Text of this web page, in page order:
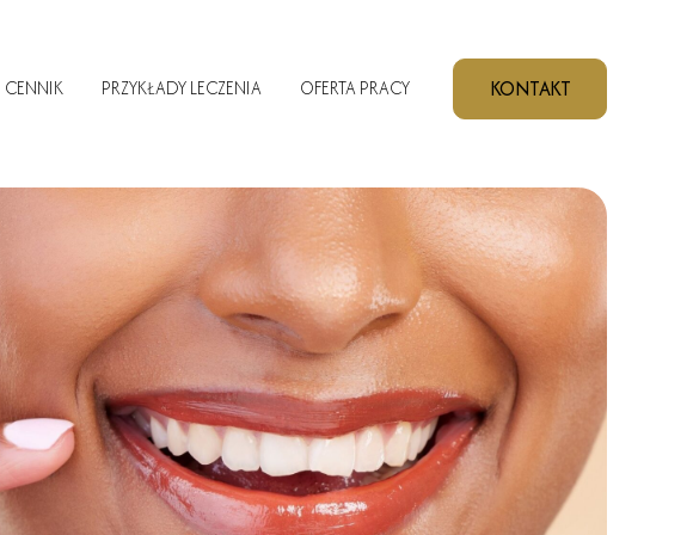
CENNIK PRZYKŁADY LECZENIA OFERTA PRACY KONTAKT